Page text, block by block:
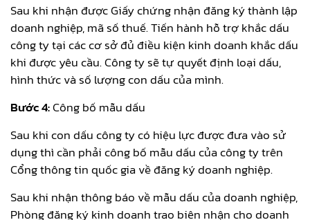
Sau khi nhận được Giấy chứng nhận đăng ký thành lập
doanh nghiệp, mã số thuế. Tiến hành hỗ trợ khắc dấu
công ty tại các cơ sở đủ điều kiện kinh doanh khắc dấu
khi được yêu cầu. Công ty sẽ tự quyết định loại dấu,
hình thức và số lượng con dấu của mình.
Bước 4:Công bố mẫu dấu
Sau khi con dấu công ty có hiệu lực được đưa vào sử
dụng thì cần phải công bố mẫu dấu của công ty trên
Cổng thông tin quốc gia về đăng ký doanh nghiệp.
Sau khi nhận thông báo về mẫu dấu của doanh nghiệp,
Phòng đăng ký kinh doanh trao biên nhận cho doanh